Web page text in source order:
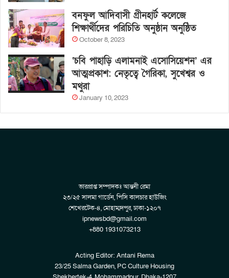
বনফুল আদিবাসী গ্রীনহার্ট কলেজে
শিক্ষার্থীদের পরিচিতি অনুষ্ঠান অনুষ্ঠিত
October 8, 2023
‘চবি পাহাড়ি এলামনাই এসোসিয়েশন’ এর
আত্মপ্রকাশ: নেতৃত্বে গৈরিকা, সুখেশ্বর ও
মথুরা
January 10, 2023
ভারপ্রাপ্ত সম্পাদকঃ আন্তনী রেমা
২৩/২৫ সালমা গার্ডেন, পিসি কালচার হাউজিং
শেখেরটেক-৪, মোহাম্মদপুর, ঢাকা-১২০৭
ipnewsbd@gmail.com
+880 1931073213
Acting Editor: Antani Rema
23/25 Salma Garden, PC Culture Housing